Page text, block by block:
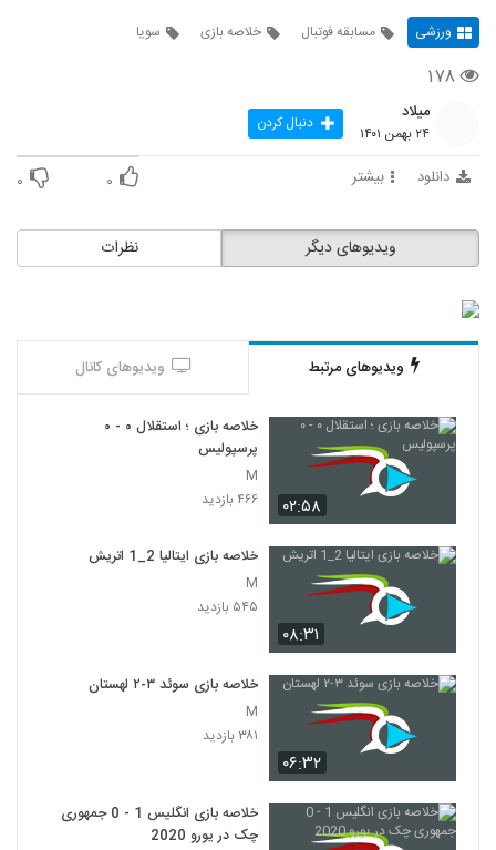
ورزشی مسابقه فوتبال خلاصه بازی سویا
۱۷۸
میلاد
۲۴ بهمن ۱۴۰۱ دنبال کردن
دانلود بیشتر ۰ ۰
نظرات ویدیوهای دیگر
ویدیوهای مرتبط ویدیوهای کانال
۰۲:۵۸
خلاصه بازی ؛ استقلال ۰ - ۰
پرسپولیس
M
۴۶۶ بازدید
۰۸:۳۱
خلاصه بازی ایتالیا 2_1 اتريش
M
۵۴۵ بازدید
۰۶:۳۲
خلاصه بازی سوئد ۳-۲ لهستان
M
۳۸۱ بازدید
خلاصه بازی انگلیس 1 - 0 جمهوری
چک در یورو 2020